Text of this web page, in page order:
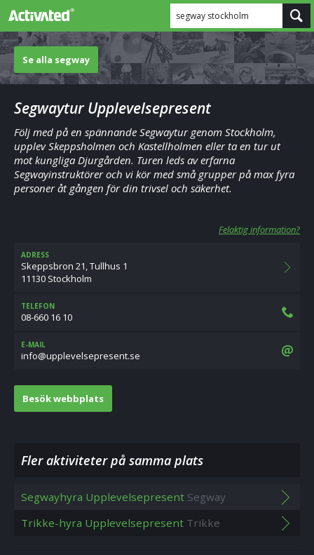
segway stockholm
Se alla segway
Segwaytur Upplevelsepresent
Följ med på en spännande Segwaytur genom Stockholm,
upplev Skeppsholmen och Kastellholmen eller ta en tur ut
mot kungliga Djurgården. Turen leds av erfarna
Segwayinstruktörer och vi kör med små grupper på max fyra
personer åt gången för din trivsel och säkerhet.
Felaktig information?
ADRESS
Skeppsbron 21, Tullhus 1
11130 Stockholm
TELEFON
08-660 16 10
E-MAIL
es.tneserpeslevelppu@ofni
Besök webbplats
Fler aktiviteter på samma plats
Segwayhyra Upplevelsepresent Segway
Trikke-hyra Upplevelsepresent Trikke